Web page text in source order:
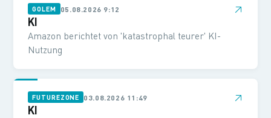
GOLEM 05.08.2026 9:12 ↗
KI
Amazon berichtet von 'katastrophal teurer' KI-
Nutzung
FUTUREZONE 03.08.2026 11:49 ↗
KI